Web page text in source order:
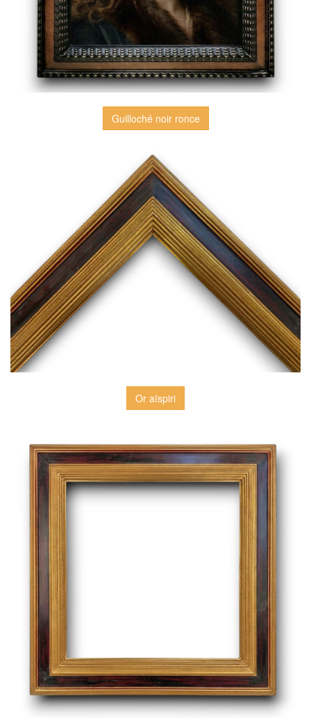
Guilloché noir ronce
Or aïspiri